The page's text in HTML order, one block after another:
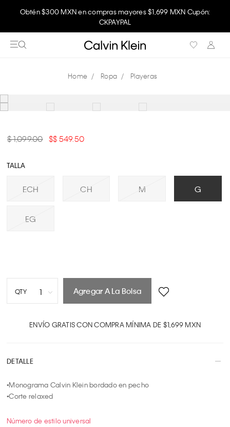
Obtén $300 MXN en compras mayores $1,699 MXN Cupón:
CKPAYPAL
Ropa Playeras
$ 1,099.00 $ 549.50
TALLA
ECH CH M G
EG
QTY 1
5
7
Agregar A La Bolsa
ENVÍO GRATIS CON COMPRA MÍNIMA DE $1,699 MXN
DETALLE
•Monograma Calvin Klein bordado en pecho
•Corte relaxed
Número de estilo universal